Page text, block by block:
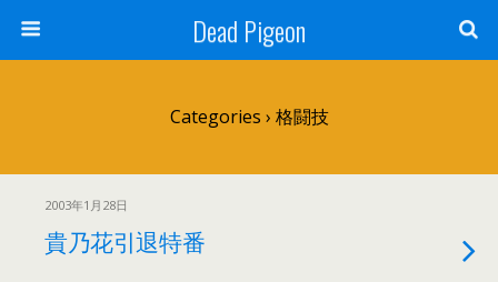
Dead Pigeon
Categories › 格闘技
2003年1月28日
貴乃花引退特番